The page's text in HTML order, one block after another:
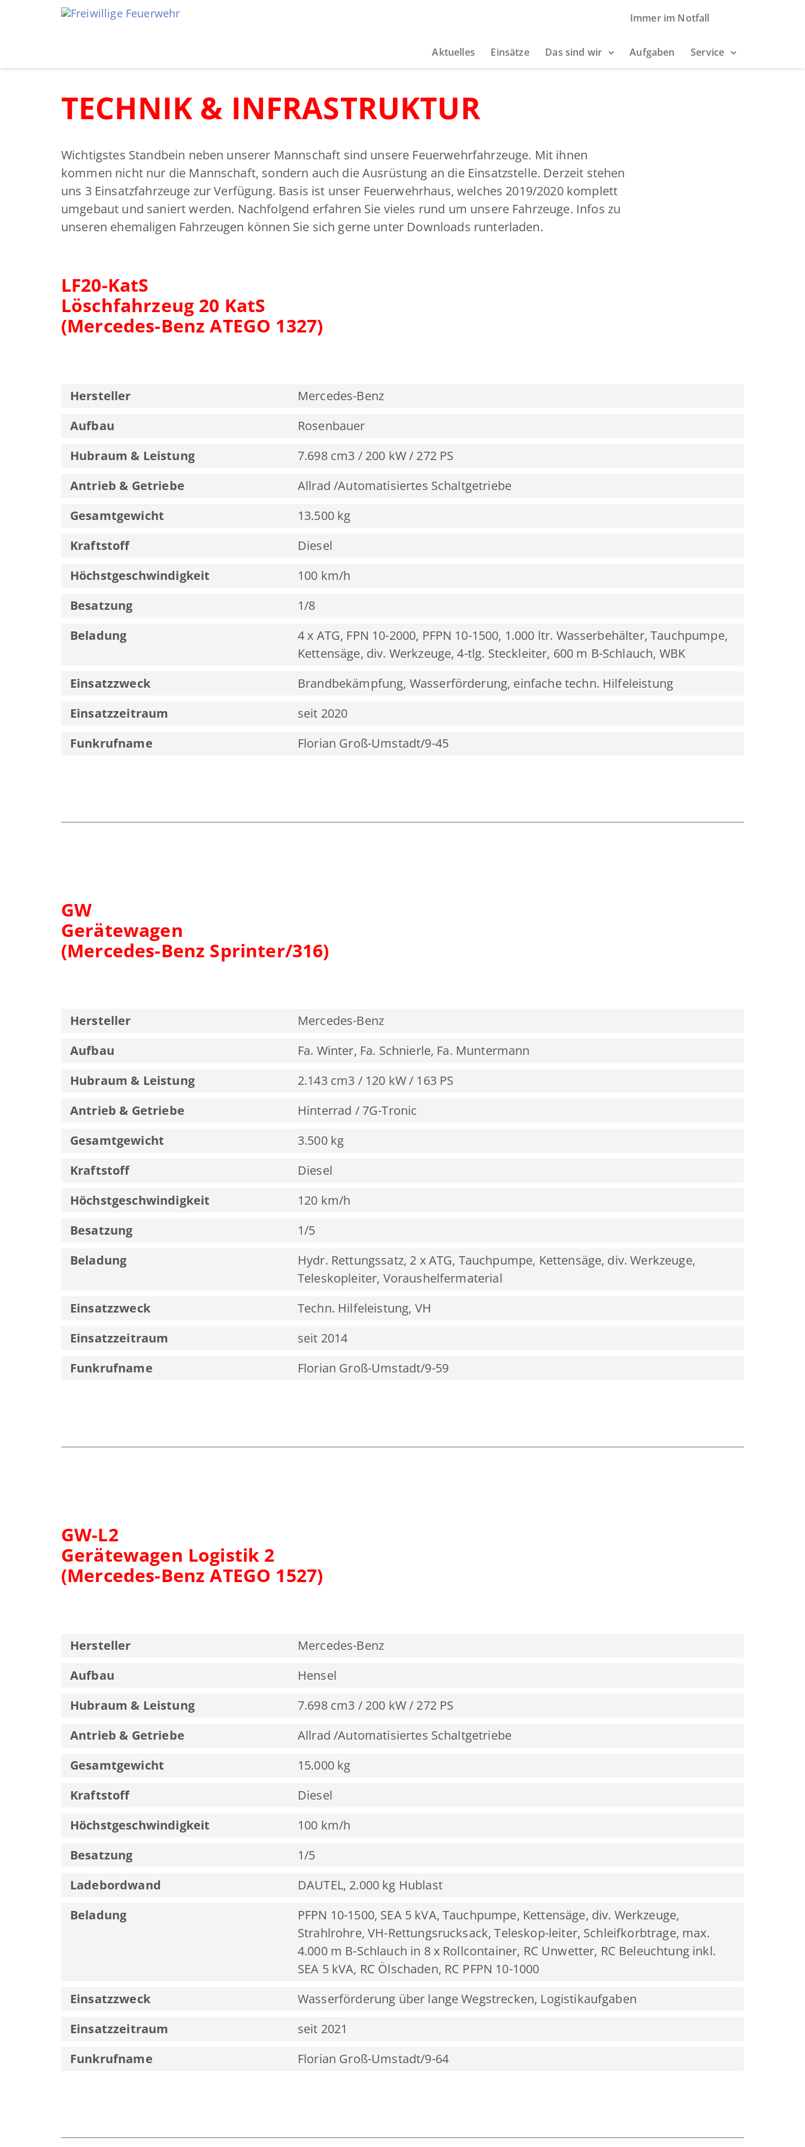
Aktuelles Einsätze Das sind wir Aufgaben Service
Immer im Notfall
TECHNIK & INFRASTRUKTUR
Wichtigstes Standbein neben unserer Mannschaft sind unsere Feuerwehrfahrzeuge. Mit ihnen
kommen nicht nur die Mannschaft, sondern auch die Ausrüstung an die Einsatzstelle. Derzeit stehen
uns 3 Einsatzfahrzeuge zur Verfügung. Basis ist unser Feuerwehrhaus, welches 2019/2020 komplett
umgebaut und saniert werden. Nachfolgend erfahren Sie vieles rund um unsere Fahrzeuge. Infos zu
unseren ehemaligen Fahrzeugen können Sie sich gerne unter Downloads runterladen.
LF20-KatS
Löschfahrzeug 20 KatS
(Mercedes-Benz ATEGO 1327)
Hersteller
Mercedes-Benz
Aufbau
Rosenbauer
Hubraum & Leistung
7.698 cm3 / 200 kW / 272 PS
Antrieb & Getriebe
Allrad /Automatisiertes Schaltgetriebe
Gesamtgewicht
13.500 kg
Kraftstoff
Diesel
Höchstgeschwindigkeit
100 km/h
Besatzung
1/8
Beladung
4 x ATG, FPN 10-2000, PFPN 10-1500, 1.000 ltr. Wasserbehälter, Tauchpumpe,
Kettensäge, div. Werkzeuge, 4-tlg. Steckleiter, 600 m B-Schlauch, WBK
Einsatzzweck
Brandbekämpfung, Wasserförderung, einfache techn. Hilfeleistung
Einsatzzeitraum
seit 2020
Funkrufname
Florian Groß-Umstadt/9-45
GW
Gerätewagen
(Mercedes-Benz Sprinter/316)
Hersteller
Mercedes-Benz
Aufbau
Fa. Winter, Fa. Schnierle, Fa. Muntermann
Hubraum & Leistung
2.143 cm3 / 120 kW / 163 PS
Antrieb & Getriebe
Hinterrad / 7G-Tronic
Gesamtgewicht
3.500 kg
Kraftstoff
Diesel
Höchstgeschwindigkeit
120 km/h
Besatzung
1/5
Beladung
Hydr. Rettungssatz, 2 x ATG, Tauchpumpe, Kettensäge, div. Werkzeuge,
Teleskopleiter, Voraushelfermaterial
Einsatzzweck
Techn. Hilfeleistung, VH
Einsatzzeitraum
seit 2014
Funkrufname
Florian Groß-Umstadt/9-59
GW-L2
Gerätewagen Logistik 2
(Mercedes-Benz ATEGO 1527)
Hersteller
Mercedes-Benz
Aufbau
Hensel
Hubraum & Leistung
7.698 cm3 / 200 kW / 272 PS
Antrieb & Getriebe
Allrad /Automatisiertes Schaltgetriebe
Gesamtgewicht
15.000 kg
Kraftstoff
Diesel
Höchstgeschwindigkeit
100 km/h
Besatzung
1/5
Ladebordwand
DAUTEL, 2.000 kg Hublast
Beladung
PFPN 10-1500, SEA 5 kVA, Tauchpumpe, Kettensäge, div. Werkzeuge,
Strahlrohre, VH-Rettungsrucksack, Teleskop-leiter, Schleifkorbtrage, max.
4.000 m B-Schlauch in 8 x Rollcontainer, RC Unwetter, RC Beleuchtung inkl.
SEA 5 kVA, RC Ölschaden, RC PFPN 10-1000
Einsatzzweck
Wasserförderung über lange Wegstrecken, Logistikaufgaben
Einsatzzeitraum
seit 2021
Funkrufname
Florian Groß-Umstadt/9-64